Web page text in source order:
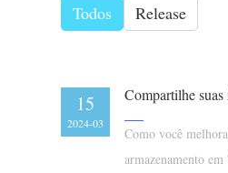
Todos Release
15
2024-03
Como você
armazenamento